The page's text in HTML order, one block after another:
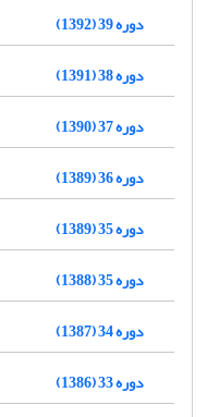
دوره 39 (1392)
دوره 38 (1391)
دوره 37 (1390)
دوره 36 (1389)
دوره 35 (1389)
دوره 35 (1388)
دوره 34 (1387)
دوره 33 (1386)